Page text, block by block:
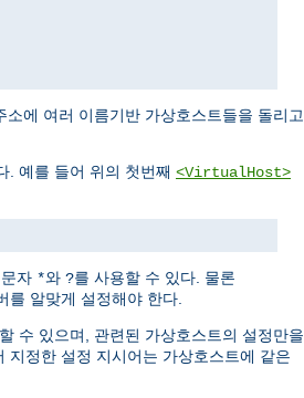
에 여러 이름기반 가상호스트들을 돌리고,
. 예를 들어 위의 첫번째 <VirtualHost>
자 *와 ?를 사용할 수 있다. 물론
알맞게 설정해야 한다.
수 있으며, 관련된 가상호스트의 설정만을
지정한 설정 지시어는 가상호스트에 같은